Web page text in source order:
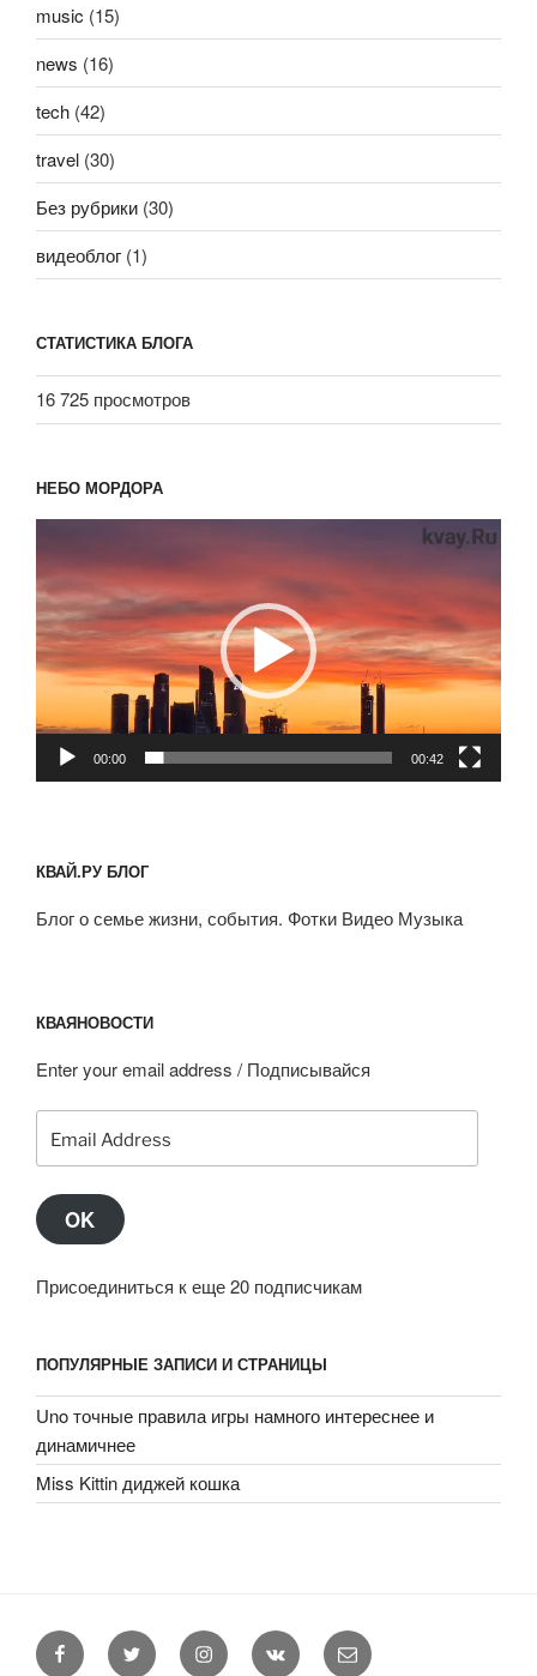
music (15)
news (16)
tech (42)
travel (30)
Без рубрики (30)
видеоблог (1)
СТАТИСТИКА БЛОГА
16 725 просмотров
НЕБО МОРДОРА
00:00 00:42
КВАЙ.РУ БЛОГ
Блог о семье жизни, события. Фотки Видео Музыка
КВАЯНОВОСТИ
Enter your email address / Подписывайся
Address
OK
Присоединиться к еще 20 подписчикам
ПОПУЛЯРНЫЕ ЗАПИСИ И СТРАНИЦЫ
Uno точные правила игры намного интереснее и
динамичнее
Miss Kittin диджей кошка
FacebookTwitter InstagramVK
E-